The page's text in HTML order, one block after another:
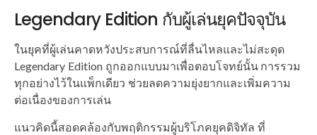
Legendary Edition กับผู้เล่นยุคปัจจุบัน
ในยุคที่ผู้เล่นคาดหวังประสบการณ์ที่ลื่นไหลและไม่สะดุด
Legendary Edition ถูกออกแบบมาเพื่อตอบโจทย์นั้น การรวม
ทุกอย่างไว้ในแพ็กเดียว ช่วยลดความยุ่งยากและเพิ่มความ
ต่อเนื่องของการเล่น
แนวคิดนี้สอดคล้องกับพฤติกรรมผู้บริโภคยุคดิจิทัล ที่